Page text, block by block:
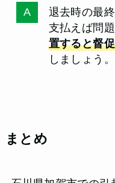
退去時の最
支払えば問
置すると督
しましょう。
まとめ